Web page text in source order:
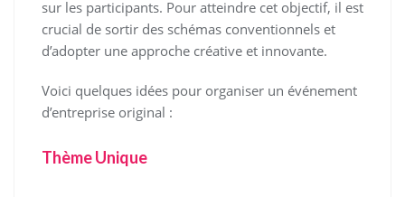
sur les participants. Pour atteindre cet objectif, il est
crucial de sortir des schémas conventionnels et
d’adopter une approche créative et innovante.
Voici quelques idées pour organiser un événement
d’entreprise original :
Thème Unique